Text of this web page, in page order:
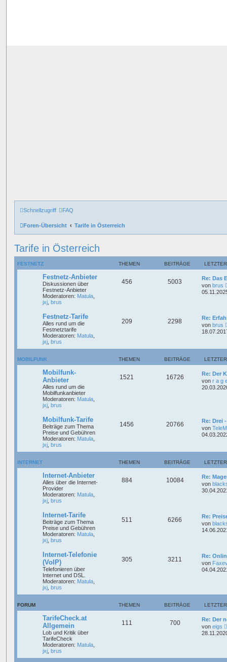
Schnellzugriff FAQ
Foren-Übersicht Tarife in Österreich
Tarife in Österreich
FESTNETZ THEMEN BEITRÄGE
Festnetz-Anbieter
Diskussionen über
Festnetz-Anbieter
Moderatoren: Matula
jxj brus
456 5003
Re: Das
von brus
Festnetz-Tarife
Alles rund um die
Festnetztarife
Moderatoren: Matula
jxj brus
209 2298
Re:
von brus
MOBILFUNK THEMEN BEITRÄGE
Mobilfunk-
Anbieter
Alles rund um die
Mobilfunkanbieter
Moderatoren: Matula
jxj brus
1521 16726
Re: Der
von r a g
Mobilfunk-Tarife
Beiträge zum Thema
Preise und Gebühren
Moderatoren: Matula
jxj brus
1456 20766
Re: Drei
von
INTERNET THEMEN BEITRÄGE
Internet-Anbieter
Alles über die Internet-
Provider
Moderatoren: Matula
jxj brus
884 10084
Re:
von
Internet-Tarife
Beiträge zum Thema
Preise und Gebühren
Moderatoren: Matula
jxj brus
511 6266
Re:
von
Internet-Telefonie
(VoIP)
Telefonieren über
Internet und DSL.
Moderatoren: Matula
jxj brus
305 3211
Re:
von
FORUM THEMEN BEITRÄGE
TarifeCheck.at
Allgemein
Lob und Kritik über
TarifeCheck
Moderatoren: Matula
jxj brus
111 700
Re: Der
von eigs